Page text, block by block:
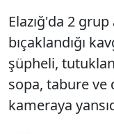
Elazığ'da 2
bıçaklandığı
şüpheli,
sopa, tabure ve
kameraya